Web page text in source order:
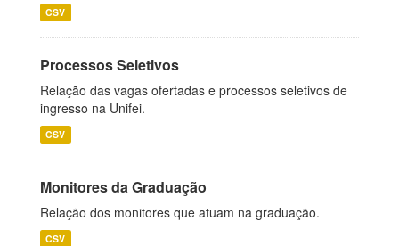
CSV
Processos Seletivos
Relação das vagas ofertadas e processos seletivos de
ingresso na Unifei.
CSV
Monitores da Graduação
Relação dos monitores que atuam na graduação.
CSV